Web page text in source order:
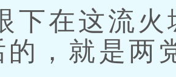
在这流火
的，就是两